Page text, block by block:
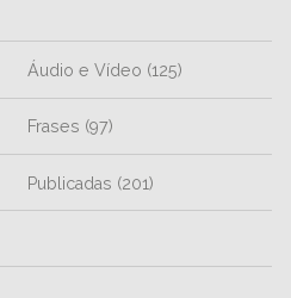
Áudio e Vídeo (125)
Frases (97)
Publicadas (201)